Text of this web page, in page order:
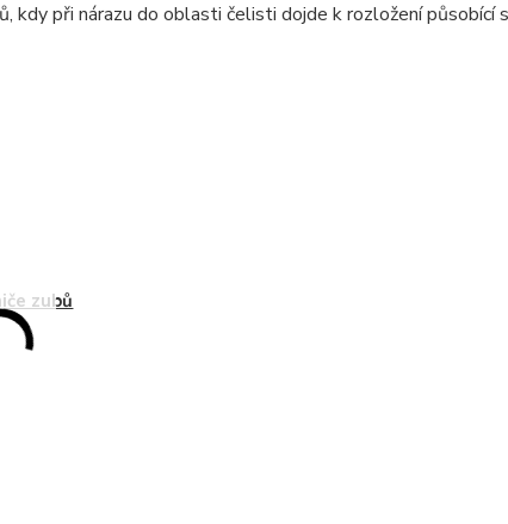
kdy při nárazu do oblasti čelisti dojde k rozložení působící
zubů